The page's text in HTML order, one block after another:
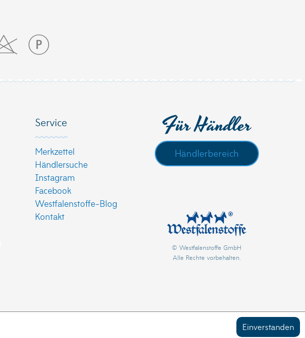
Service
Merkzettel
Händlersuche
Instagram
Facebook
Westfalenstoffe-Blog
Kontakt
Für Händler
Händlerbereich
© Westfalenstoffe GmbH
Alle Rechte vorbehalten.
Einverstanden